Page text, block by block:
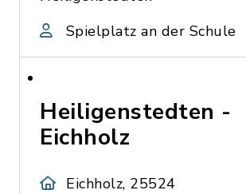
Spielplatz an der Schule
Heiligenstedten -
Eichholz
Eichholz, 25524